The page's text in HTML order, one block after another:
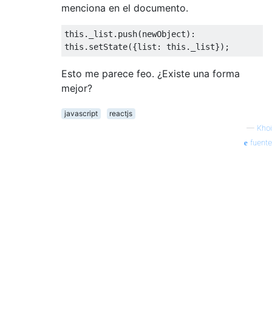
menciona en el documento.
this . _list . push(newObject):
this . setState({list : this . _list});
Esto me parece feo. ¿Existe una forma
mejor?
javascript
reactjs
— Khoi
fuente